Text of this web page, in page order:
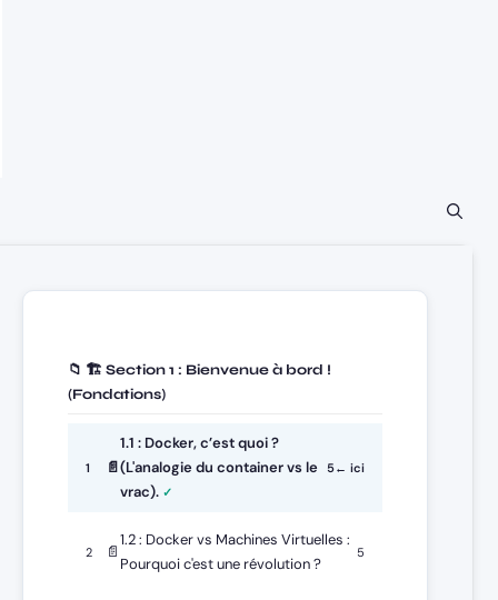
📁 🏗️ Section 1 : Bienvenue à bord !
(Fondations)
1 📄
1.1 : Docker, c’est quoi ?
(L'analogie du container vs le
vrac).
5← ici
2 📄
1.2 : Docker vs Machines Virtuelles :
Pourquoi c'est une révolution ?
5